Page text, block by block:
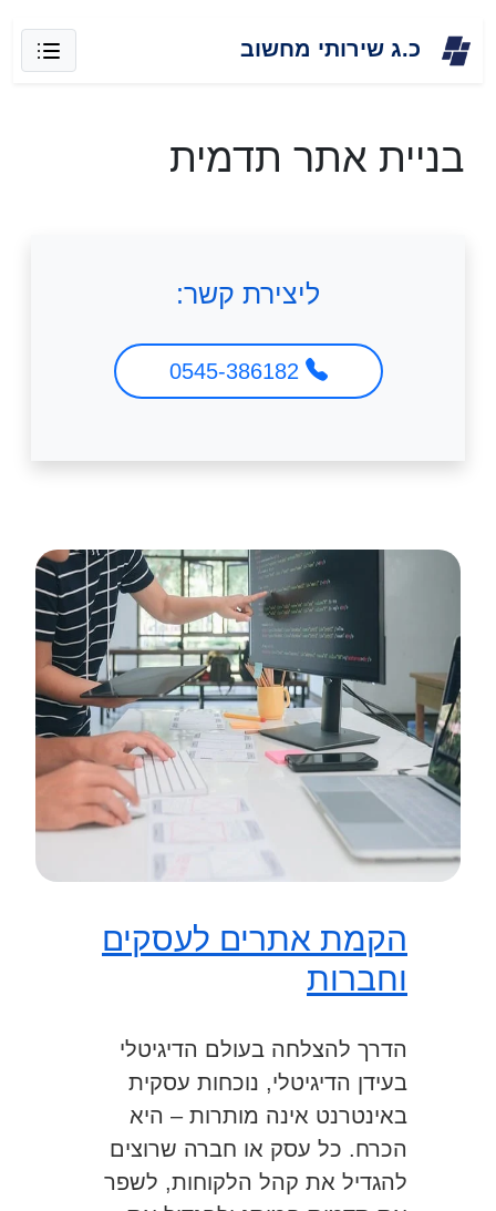
כ.ג שירותי מחשוב
בניית אתר תדמית
ליצירת קשר:
הקמת אתרים לעסקים
וחברות
הדרך להצלחה בעולם הדיגיטלי
בעידן הדיגיטלי, נוכחות עסקית
באינטרנט אינה מותרות – היא
הכרח. כל עסק או חברה שרוצים
להגדיל את קהל הלקוחות, לשפר